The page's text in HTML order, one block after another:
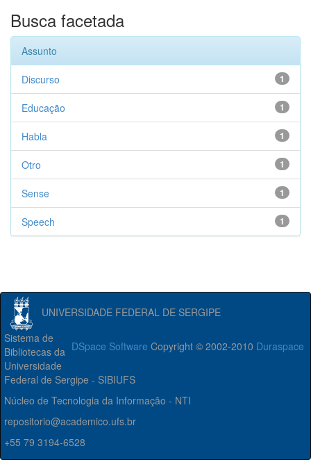
Busca facetada
Assunto
1
Discurso
1
Educação
1
Habla
1
Otro
1
Sense
1
Speech
UNIVERSIDADE FEDERAL DE SERGIPE
DSpace Software Copyright © 2002-2010 Duraspace
Sistema de
Bibliotecas da
Universidade
Federal de Sergipe - SIBIUFS
Núcleo de Tecnologia da Informação - NTI
repositorio@academico.ufs.br
+55 79 3194-6528